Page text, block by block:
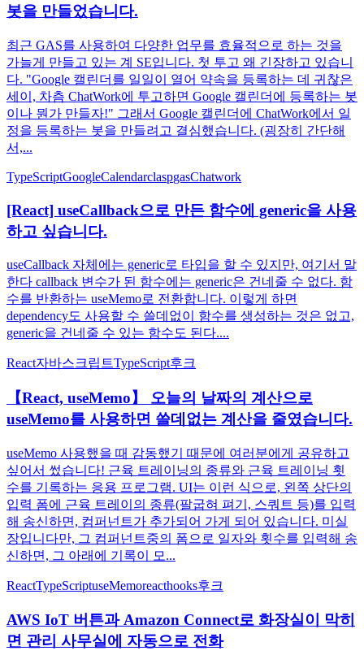
봇을 만들었습니다.
최근 GAS를 사용하여 다양한 업무를 효율적으로 하는 것을
가늘게 만들고 있는 계 SE입니다. 첫 투고 왜 긴장하고 있습니
다. "Google 캘린더를 일일이 열어 약속을 등록하는 데 귀찮은
세이, 차츰 ChatWork에 투고하면 Google 캘린더에 등록하는 봇
이나 뭔가 만들자!" 그래서 Google 캘린더에 ChatWork에서 일
정을 등록하는 봇을 만들려고 결심했습니다. (굉장히 간단해
서,...
TypeScriptGoogleCalendarclaspgasChatwork
[React] useCallback으로 만든 함수에 generic을 사용
하고 싶습니다.
useCallback 자체에는 generic로 타입을 할 수 있지만, 여기서 말
한다 callback 변수가 된 함수에는 generic은 건네줄 수 없다. 함
수를 반환하는 useMemo로 전환합니다. 이렇게 하면
dependency도 사용할 수 쓸데없이 함수를 생성하는 것은 없고,
generic을 건네줄 수 있는 함수도 된다....
React자바스크립트TypeScript후크
【React, useMemo】 오늘의 날짜의 계산으로
useMemo를 사용하면 쓸데없는 계산을 줄였습니다.
useMemo 사용했을 때 감동했기 때문에 여러분에게 공유하고
싶어서 썼습니다! 근육 트레이닝의 종류와 근육 트레이닝 횟
수를 기록하는 응용 프로그램. UI는 이런 식으로, 왼쪽 상단의
입력 폼에 근육 트레이의 종류(팔굽혀 펴기, 스쿼트 등)를 입력
해 송신하면, 컴퍼넌트가 추가되어 가게 되어 있습니다. 미실
장입니다만, 그 컴퍼넌트중의 폼으로 일자와 횟수를 입력해 송
신하면, 그 아래에 기록이 모...
ReactTypeScriptuseMemoreacthooks후크
AWS IoT 버튼과 Amazon Connect로 화장실이 막히
면 관리 사무실에 자동으로 전화